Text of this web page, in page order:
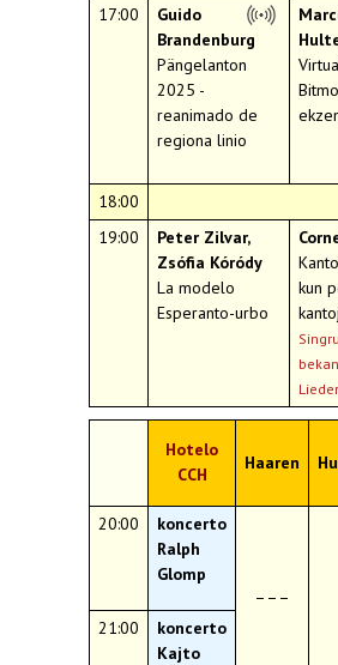
17:00
Guido
Brandenburg
Pängelanton
2025 -
reanimado de
regiona linio
18:00
19:00
Peter Zilvar,
Zsófia Kóródy
La modelo
Esperanto-urbo
kun
kantoj
Hotelo
CCH
Haaren
20:00
koncerto
Ralph
Glomp
–––
21:00
koncerto
Kajto